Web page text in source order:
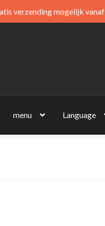
menu Language
verzending mogelijk vanaf